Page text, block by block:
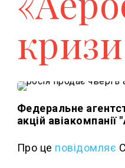
Федеральне
акцій
Про це повідомляє